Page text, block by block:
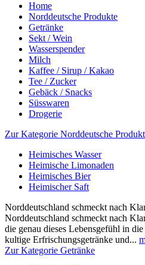
Home
Norddeutsche Produkte
Getränke
Sekt / Wein
Wasserspender
Milch
Kaffee / Sirup / Kakao
Tee / Zucker
Gebäck / Snacks
Süsswaren
Drogerie
Zur Kategorie Norddeutsche
Heimisches Wasser
Heimische Limonaden
Heimisches Bier
Heimischer Saft
Norddeutschland schmeckt nach
Norddeutschland schmeckt nach
die genau dieses Lebensgefühl in
kultige Erfrischungsgetränke und...
Zur Kategorie Getränke